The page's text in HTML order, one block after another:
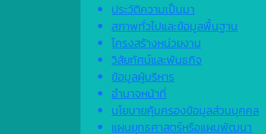
ประวัติความเป็นมา
สภาพทั่วไปและข้อมูลพื้นฐาน
โครงสร้างหน่วยงาน
วิสัยทัศน์และพันธกิจ
ข้อมูลผู้บริหาร
อำนาจหน้าที่
นโยบายคุ้มครองข้อมูลส่วนบุคคล
แผนยุทธศาสตร์หรือแผนพัฒนา